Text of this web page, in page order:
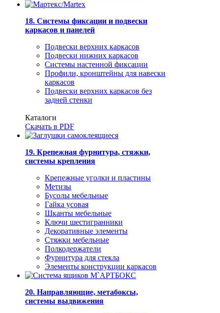
18. Системы фиксации и подвески
каркасов и панелей
Подвески верхних каркасов
Подвески нижних каркасов
Системы настенной фиксации
Профили, кронштейны для навески
каркасов
Подвески верхних каркасов без
задней стенки
Каталоги
Скачать в PDF
19. Крепежная фурнитура, стяжки,
системы крепления
Крепежные уголки и пластины
Метизы
Бусолы мебельные
Гайка усовая
Шканты мебельные
Ключи шестигранники
Декоративные элементы
Стяжки мебельные
Полкодержатели
Фурнитура для стекла
Элементы конструкции каркасов
20. Направляющие, метабоксы,
системы выдвижения